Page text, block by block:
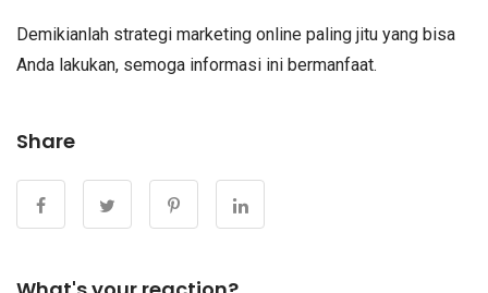
Demikianlah strategi marketing online paling jitu yang bisa
Anda lakukan, semoga informasi ini bermanfaat.
Share